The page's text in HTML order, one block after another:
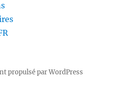
propulsé par WordPress